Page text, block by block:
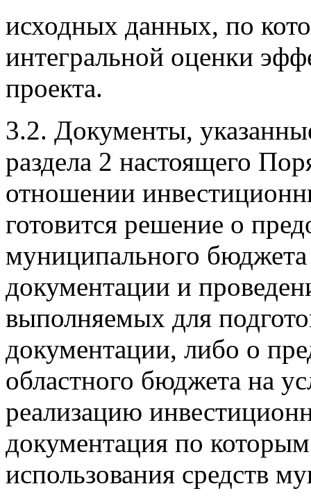
исходных данных, по
интегральной оценки
проекта.
3.2. Документы,
раздела 2 настоящего
отношении
готовится решение о
муниципального бюджета
документации и
выполняемых для
документации, либо о
областного бюджета на
реализацию
документация по которым
использования средств